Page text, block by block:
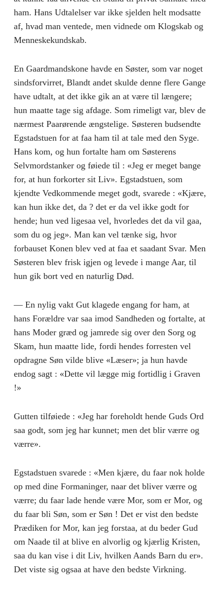
ham. Hans Udtalelser var ikke sjelden helt modsatte
af, hvad man ventede, men vidnede om Klogskab og
Menneskekundskab.
En Gaardmandskone havde en Søster, som var noget
sindsforvirret, Blandt andet skulde denne flere Gange
have udtalt, at det ikke gik an at være til længere;
hun maatte tage sig afdage. Som rimeligt var, blev de
nærmest Paarørende ængstelige. Søsteren budsendte
Egstadstuen for at faa ham til at tale med den Syge.
Hans kom, og hun fortalte ham om Søsterens
Selvmordstanker og føiede til : «Jeg er meget bange
for, at hun forkorter sit Liv». Egstadstuen, som
kjendte Vedkommende meget godt, svarede : «Kjære,
kan hun ikke det, da ? det er da vel ikke godt for
hende; hun ved ligesaa vel, hvorledes det da vil gaa,
som du og jeg». Man kan vel tænke sig, hvor
forbauset Konen blev ved at faa et saadant Svar. Men
Søsteren blev frisk igjen og levede i mange Aar, til
hun gik bort ved en naturlig Død.
— En nylig vakt Gut klagede engang for ham, at
hans Forældre var saa imod Sandheden og fortalte, at
hans Moder græd og jamrede sig over den Sorg og
Skam, hun maatte lide, fordi hendes forresten vel
opdragne Søn vilde blive «Læser»; ja hun havde
endog sagt : «Dette vil lægge mig fortidlig i Graven
!»
Gutten tilføiede : «Jeg har foreholdt hende Guds Ord
saa godt, som jeg har kunnet; men det blir værre og
værre».
Egstadstuen svarede : «Men kjære, du faar nok holde
op med dine Formaninger, naar det bliver værre og
værre; du faar lade hende være Mor, som er Mor, og
du faar bli Søn, som er Søn ! Det er vist den bedste
Prædiken for Mor, kan jeg forstaa, at du beder Gud
om Naade til at blive en alvorlig og kjærlig Kristen,
saa du kan vise i dit Liv, hvilken Aands Barn du er».
Det viste sig ogsaa at have den bedste Virkning.